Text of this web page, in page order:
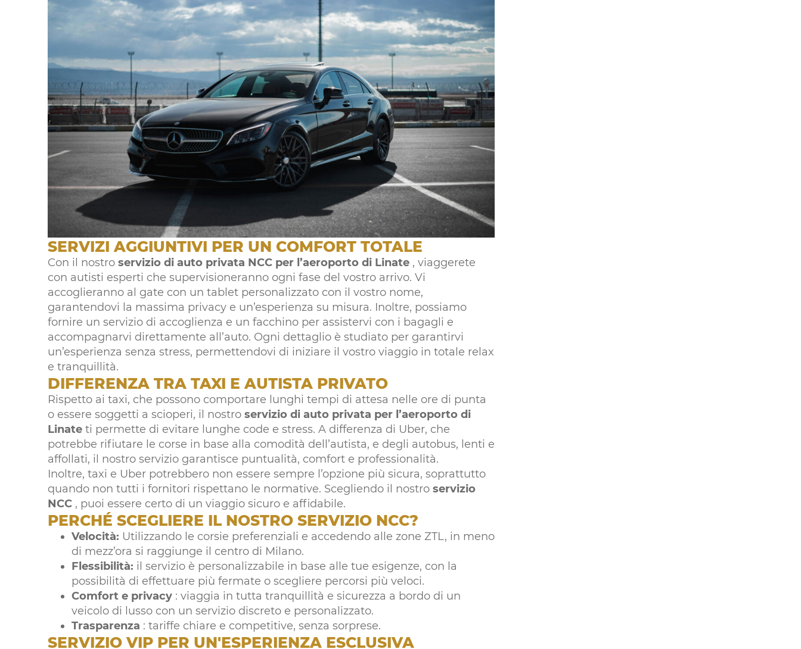
SERVIZI AGGIUNTIVI PER UN COMFORT TOTALE
Con il nostro servizio di auto privata NCC per l’aeroporto di Linate , viaggerete
con autisti esperti che supervisioneranno ogni fase del vostro arrivo. Vi
accoglieranno al gate con un tablet personalizzato con il vostro nome,
garantendovi la massima privacy e un’esperienza su misura. Inoltre, possiamo
fornire un servizio di accoglienza e un facchino per assistervi con i bagagli e
accompagnarvi direttamente all’auto. Ogni dettaglio è studiato per garantirvi
un’esperienza senza stress, permettendovi di iniziare il vostro viaggio in totale relax
e tranquillità.
DIFFERENZA TRA TAXI E AUTISTA PRIVATO
Rispetto ai taxi, che possono comportare lunghi tempi di attesa nelle ore di punta
o essere soggetti a scioperi, il nostro servizio di auto privata per l’aeroporto di
Linate ti permette di evitare lunghe code e stress. A differenza di Uber, che
potrebbe rifiutare le corse in base alla comodità dell’autista, e degli autobus, lenti e
affollati, il nostro servizio garantisce puntualità, comfort e professionalità.
Inoltre, taxi e Uber potrebbero non essere sempre l’opzione più sicura, soprattutto
quando non tutti i fornitori rispettano le normative. Scegliendo il nostro servizio
NCC , puoi essere certo di un viaggio sicuro e affidabile.
PERCHÉ SCEGLIERE IL NOSTRO SERVIZIO NCC?
Velocità: Utilizzando le corsie preferenziali e accedendo alle zone ZTL, in meno
di mezz’ora si raggiunge il centro di Milano.
Flessibilità: il servizio è personalizzabile in base alle tue esigenze, con la
possibilità di effettuare più fermate o scegliere percorsi più veloci.
Comfort e privacy : viaggia in tutta tranquillità e sicurezza a bordo di un
veicolo di lusso con un servizio discreto e personalizzato.
Trasparenza : tariffe chiare e competitive, senza sorprese.
SERVIZIO VIP PER UN'ESPERIENZA ESCLUSIVA